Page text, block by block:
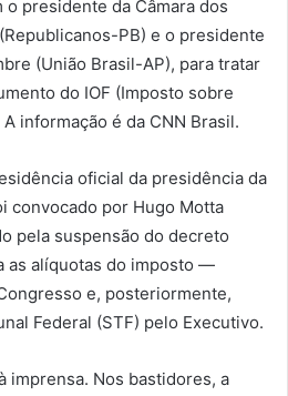
presidente da Câmara dos
PB) e o presidente
(União Brasil-AP), para tratar
do IOF (Imposto sobre
informação é da CNN Brasil.
oficial da presidência da
convocado por Hugo Motta
pela suspensão do decreto
as alíquotas do imposto —
e, posteriormente,
Federal (STF) pelo Executivo.
imprensa. Nos bastidores, a